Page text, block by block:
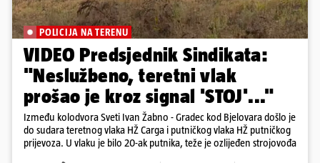
POLICIJA NA TERENU
VIDEO Predsjednik Sindikata:
"Neslužbeno, teretni vlak
prošao je kroz signal 'STOJ'..."
Između kolodvora Sveti Ivan Žabno - Gradec kod Bjelovara došlo je
do sudara teretnog vlaka HŽ Carga i putničkog vlaka HŽ putničkog
prijevoza. U vlaku je bilo 20-ak putnika, teže je ozlijeđen strojovođa